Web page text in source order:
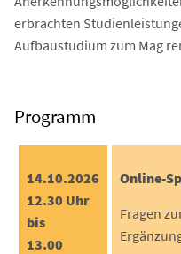
erbrachten
Aufbaustudium zum Mag
Programm
14.10.2026
12.30 Uhr
bis
13.00
Online-
Fragen